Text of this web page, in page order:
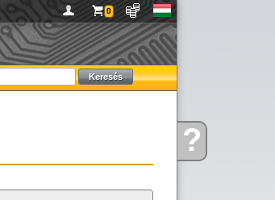
Kérdése?
0